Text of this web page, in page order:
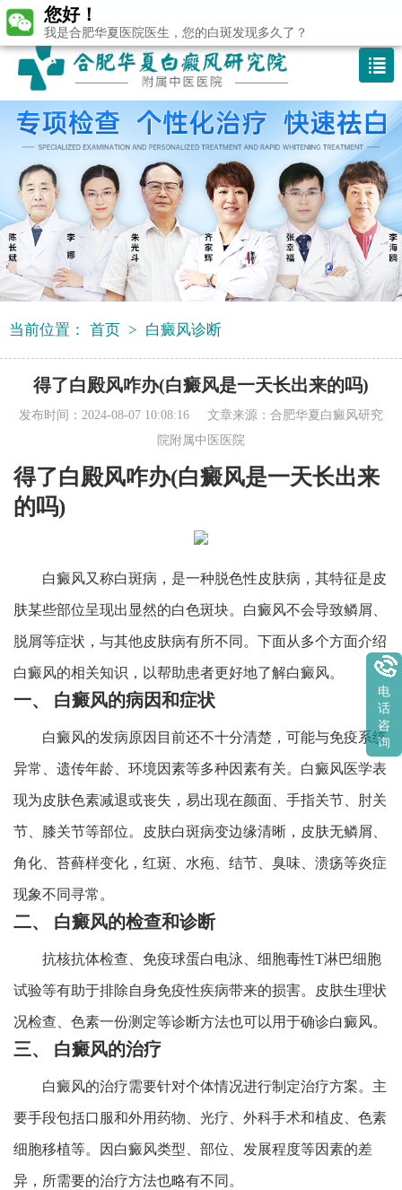
当前位置： 首页 > 白癜风诊断
得了白殿风咋办(白癜风是一天长出来的吗)
发布时间：2024-08-07 10:08:16 文章来源： 合肥华夏白癜风研究
院附属中医医院
得了白殿风咋办(白癜风是一天长出来
的吗)
白癜风又称白斑病，是一种脱色性皮肤病，其特征是皮
肤某些部位呈现出显然的白色斑块。白癜风不会导致鳞屑、
脱屑等症状，与其他皮肤病有所不同。下面从多个方面介绍
白癜风的相关知识，以帮助患者更好地了解白癜风。
一、 白癜风的病因和症状
白癜风的发病原因目前还不十分清楚，可能与免疫系统
异常、遗传年龄、环境因素等多种因素有关。白癜风医学表
现为皮肤色素减退或丧失，易出现在颜面、手指关节、肘关
节、膝关节等部位。皮肤白斑病变边缘清晰，皮肤无鳞屑、
角化、苔藓样变化，红斑、水疱、结节、臭味、溃疡等炎症
现象不同寻常。
二、 白癜风的检查和诊断
抗核抗体检查、免疫球蛋白电泳、细胞毒性T淋巴细胞
试验等有助于排除自身免疫性疾病带来的损害。皮肤生理状
况检查、色素一份测定等诊断方法也可以用于确诊白癜风。
三、 白癜风的治疗
白癜风的治疗需要针对个体情况进行制定治疗方案。主
要手段包括口服和外用药物、光疗、外科手术和植皮、色素
细胞移植等。因白癜风类型、部位、发展程度等因素的差
异，所需要的治疗方法也略有不同。
电
话
咨
询
您好！
我是合肥华夏医院医生，您的白斑发现多久了？